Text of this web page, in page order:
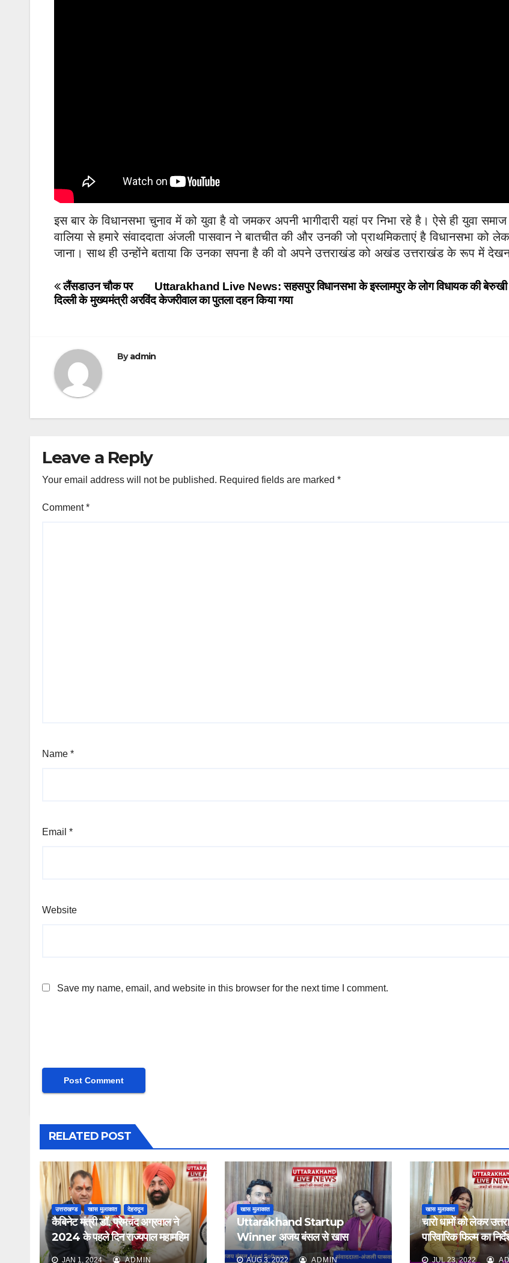
इस बार के विधानसभा चुनाव में को युवा है वो जमकर अपनी भागीदारी यहां पर निभा रहे है। ऐसे ही युवा
वालिया से हमारे संवाददाता अंजली पासवान ने बातचीत की और उनकी जो प्राथमिकताएं है विधानसभा को
जाना। साथ ही उन्होंने बताया कि उनका सपना है की वो अपने उत्तराखंड को अखंड उत्तराखंड के रूप में
Post
navigation
Uttarakhand Live News: सहसपुर विधानसभा के इस्लामपुर के लोग विधायक की बेरुखी
लैंसडाउन चौक पर
दिल्ली के मुख्यमंत्री अरविंद केजरीवाल का पुतला दहन किया गया
Byadmin
Leave a Reply
Your email address will not be published. Required fields are marked *
Comment*
Name *
Email *
Website
Save my name, email, and website in this browser for the next time I comment.
RELATED POST
उत्तराखण्ड खास मुलाकात देहरादून
कैबिनेट मंत्री डॉ. प्रेमचंद अग्रवाल ने
2024 के पहले दिन राज्यपाल महामहिम
ले.ज. गुरमीत सिंह (से.वि.) से मुलाकात
JAN 1, 2024 ADMIN
खास मुलाकात
Uttarakhand Startup
Winner अजय बंसल से खास
मुलाकात।
AUG 3, 2022 ADMIN
खास मुलाकात
चारो धामों को लेकर
पारिवारिक फिल्म का
हैं।
JUL 23, 2022